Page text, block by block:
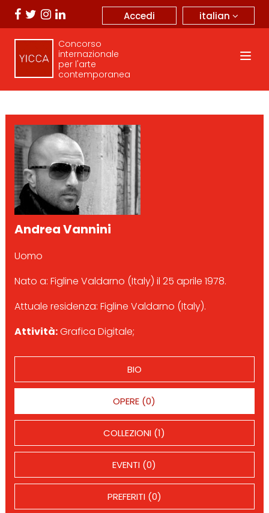
italian
Accedi
Concorso
internazionale
per l'arte
contemporanea
Andrea Vannini
Uomo
Nato a: Figline Valdarno (Italy) il 25 aprile 1978.
Attuale residenza: Figline Valdarno (Italy).
Attività:Grafica Digitale;
BIO
OPERE (0)
COLLEZIONI (1)
EVENTI (0)
PREFERITI (0)